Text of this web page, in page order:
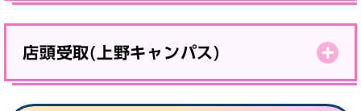
店頭受取(上野キャンパス)